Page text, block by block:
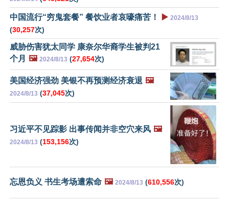
中国流行“穷鬼套餐” 餐饮业者哀嚎痛苦！ ▶️ 2024/8/13
(30,257次)
威胁伤害犹太同学 康奈尔华裔学生被判21
个月 🖼️ 2024/8/13 (27,654次)
美国经济强劲 美银不再预测经济衰退 🖼️
2024/8/13 (37,045次)
习近平不见踪影 出事传闻并非空穴来风 🖼️
2024/8/13 (153,156次)
忘恩负义 书生考场遭索命 🖼️ 2024/8/13 (610,556次)